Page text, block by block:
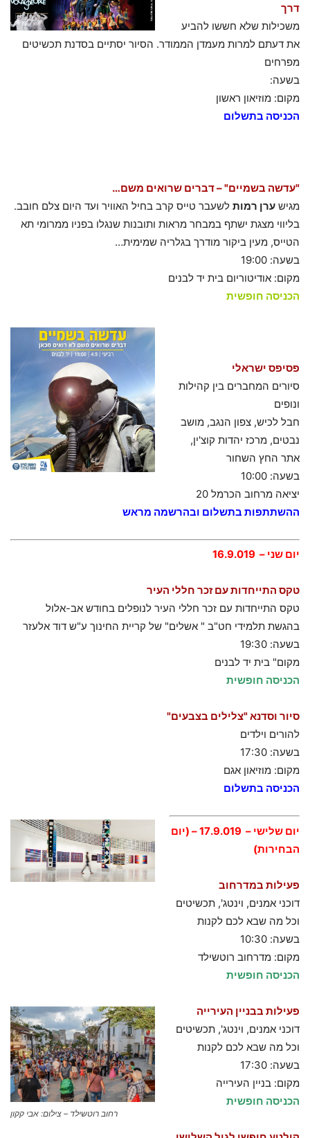
דרך
משכילות שלא חששו להביע
את דעתם למרות מעמדן הממודר. הסיור יסתיים בסדנת תכשיטים
מפרחים
בשעה:
מקום: מוזיאון ראשון
הכניסה בתשלום
"עדשה בשמיים" – דברים שרואים משם…
מגיש ערן רמות לשעבר טייס קרב בחיל האוויר ועד היום צלם חובב.
בליווי מצגת ישתף במבחר מראות ותובנות שנגלו בפניו ממרומי תא
הטייס, מעין ביקור מודרך בגלריה שמימית…
בשעה: 19:00
מקום: אודיטוריום בית יד לבנים
הכניסה חופשית
פסיפס ישראלי
סיורים המחברים בין קהילות
ונופים
חבל לכיש, צפון הנגב, מושב
נבטים, מרכז יהדות קוצ'ין,
אתר החץ השחור
בשעה: 10:00
יציאה מרחוב הכרמל 20
ההשתתפות בתשלום ובהרשמה מראש
יום שני – 16.9.019
טקס התייחדות עם זכר חללי העיר
טקס התייחדות עם זכר חללי העיר לנופלים בחודש אב-אלול
בהגשת תלמידי חט"ב " אשלים" של קריית החינוך ע"ש דוד אלעזר
בשעה: 19:30
מקום" בית יד לבנים
הכניסה חופשית
סיור וסדנא "צלילים בצבעים"
להורים וילדים
בשעה: 17:30
מקום: מוזיאון אגם
הכניסה בתשלום
יום שלישי – 17.9.019 – (יום
הבחירות)
פעילות במדרחוב
דוכני אמנים, וינטג', תכשיטים
וכל מה שבא לכם לקנות
בשעה: 10:30
מקום: מדרחוב רוטשילד
הכניסה חופשית
רחוב רוטשילד – צילום: אבי קקון
פעילות בבניין העירייה
דוכני אמנים, וינטג', תכשיטים
וכל מה שבא לכם לקנות
בשעה: 17:30
מקום: בניין העירייה
הכניסה חופשית